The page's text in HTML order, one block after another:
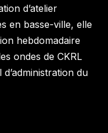
d’atelier
en basse-ville, elle
hebdomadaire
ondes de CKRL
du